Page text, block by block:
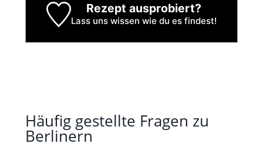
Rezept ausprobiert?
Lass uns wissen wie du es findest!
Häufig gestellte Fragen zu
Berlinern